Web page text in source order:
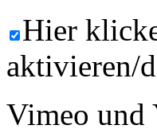
Hier
aktivieren/
Vimeo und